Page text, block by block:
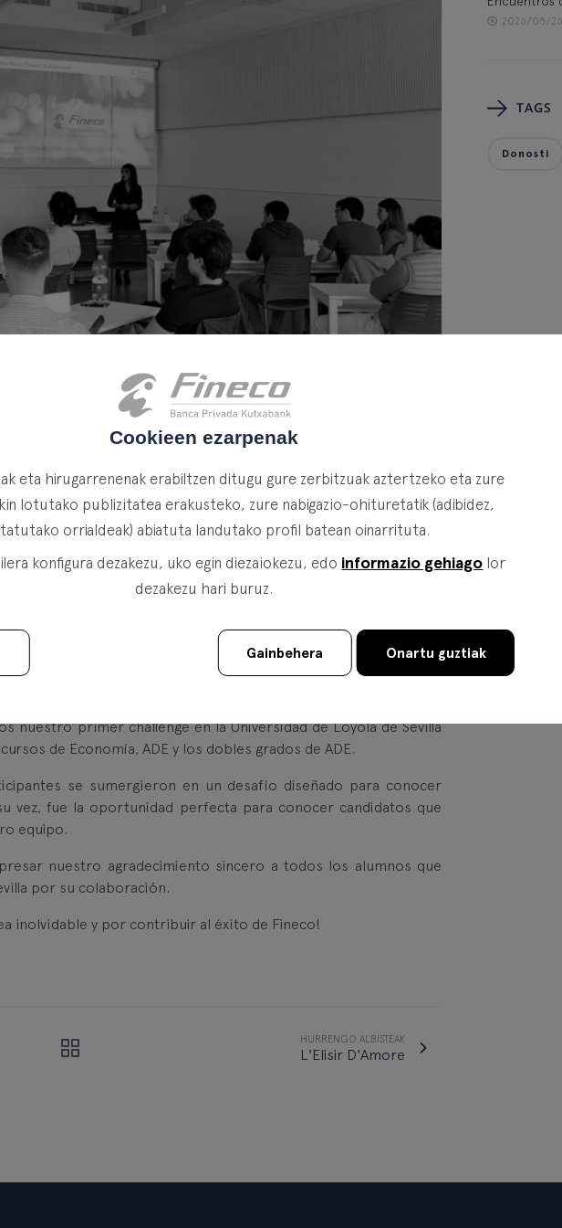
Kutxabank vinculada al
de Loyola de Sevilla!
nuestro primer challenge en la Universidad de Loyola de Sevilla
de Economía, ADE y los dobles grados de ADE.
se sumergieron en un desafío diseñado para conocer
vez, fue la oportunidad perfecta para conocer candidatos que
equipo.
nuestro agradecimiento sincero a todos los alumnos que
por su colaboración.
inolvidable y por contribuir al éxito de Fineco!
HURRENGO ALBISTEAK
L'Elisir D'Amore
2026/05/26
TAGS
Donosti
Cookieen ezarpenak
eta hirugarrenenak erabiltzen ditugu gure zerbitzuak aztertzeko eta zure
lotutako publizitatea erakusteko, zure nabigazio-ohituretatik (adibidez,
orrialdeak) abiatuta landutako profil batean oinarrituta.
konfigura dezakezu, uko egin diezaiokezu, edo informazio gehiago lor
dezakezu hari buruz.
Gainbehera Onartu guztiak